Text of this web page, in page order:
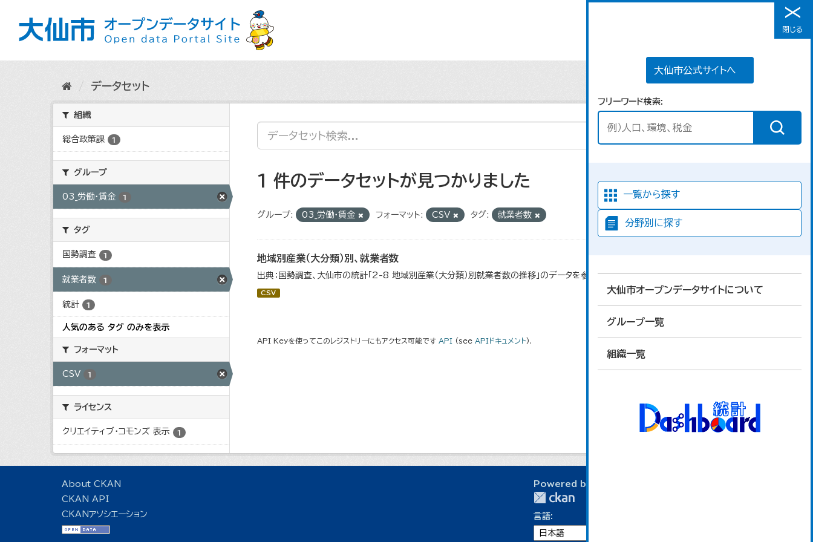
メニュー
大仙市公式サイトへ
フリーワード検索
一覧から探す
分野別に探す
大仙市オープンデータサイトについて
グループ一覧
組織一覧
閉じる
データセット
組織
総合政策課 1
グループ
03_労働・賃金 1
タグ
国勢調査 1
就業者数 1
統計 1
人気のある タグ のみを表示
フォーマット
CSV 1
ライセンス
クリエイティブ・コモンズ 表示 1
1 件のデータセットが見つかりました
グループ: 03_労働・賃金 フォーマット: CSV タグ: 就業者数
地域別産業（大分類）別、就業者数
出典：国勢調査、大仙市の統計「2-8 地域別産業（大分類）別就業者数の推移」のデータを参照しています。
CSV
API Keyを使ってこのレジストリーにもアクセス可能です API (see APIドキュメント).
About CKAN
CKAN API
CKANアソシエーション
Powered by
言語